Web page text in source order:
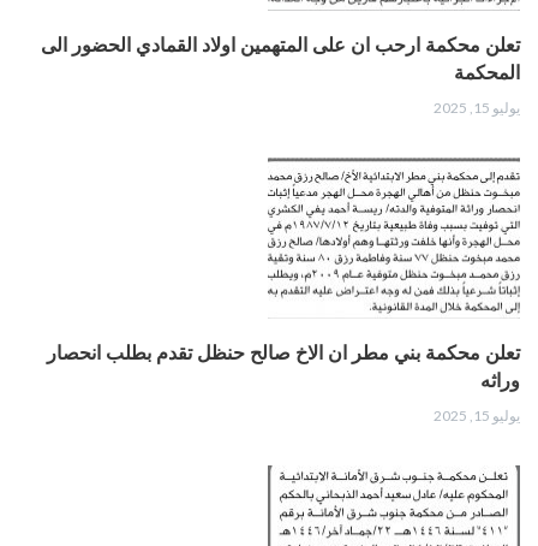
تعلن محكمة ارحب ان على المتهمين اولاد القمادي الحضور الى
المحكمة
يوليو 15, 2025
تعلن محكمة بني مطر ان الاخ صالح حنظل تقدم بطلب انحصار
وراثه
يوليو 15, 2025